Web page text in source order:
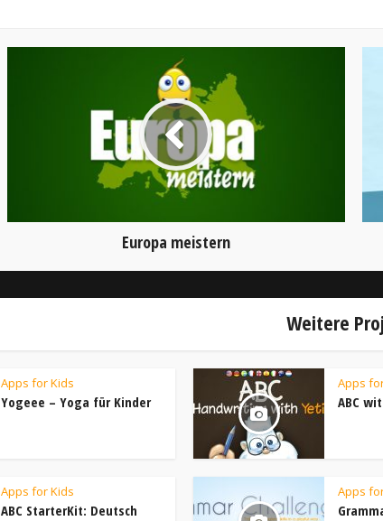
Europa meistern
Weitere
Apps for Kids
Yogeee – Yoga für Kinder
Apps
ABC
Apps for Kids
ABC StarterKit: Deutsch
Apps